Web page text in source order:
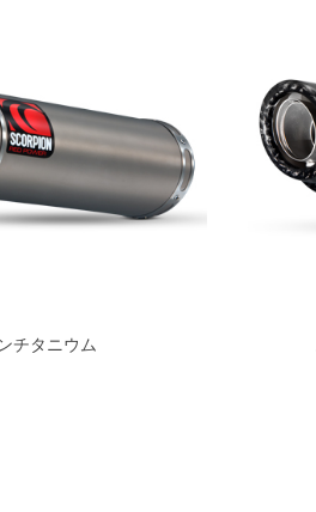
チタニウム